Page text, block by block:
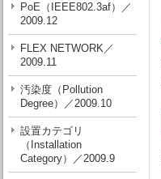
PoE（IEEE802.3af）／
2009.12
FLEX NETWORK／
2009.11
汚染度（Pollution
Degree）／2009.10
設置カテゴリ
（Installation
Category）／2009.9